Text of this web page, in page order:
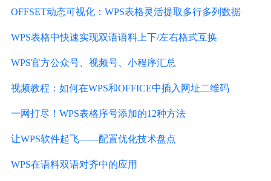
OFFSET动态可视化：WPS表格灵活提取多行多列数据
WPS表格中快速实现双语语料上下/左右格式互换
WPS官方公众号、视频号、小程序汇总
视频教程：如何在WPS和OFFICE中插入网址二维码
一网打尽！WPS表格序号添加的12种方法
让WPS软件起飞——配置优化技术盘点
WPS在语料双语对齐中的应用